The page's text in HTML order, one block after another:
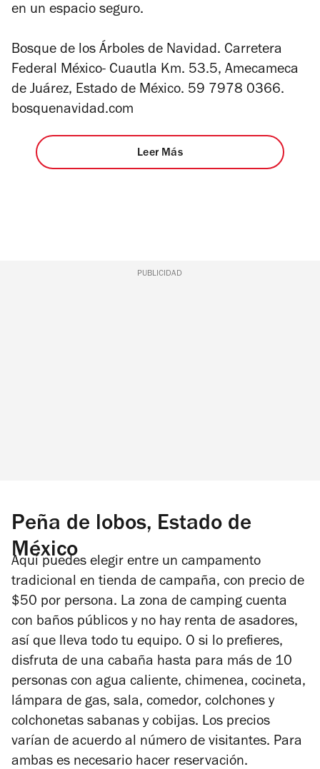
en un espacio seguro.
Bosque de los Árboles de Navidad. Carretera
Federal México- Cuautla Km. 53.5, Amecameca
de Juárez, Estado de México. 59 7978 0366.
bosquenavidad.com
Leer Más
PUBLICIDAD
Peña de lobos, Estado de
México
Aquí puedes elegir entre un campamento
tradicional en tienda de campaña, con precio de
$50 por persona. La zona de camping cuenta
con baños públicos y no hay renta de asadores,
así que lleva todo tu equipo. O si lo prefieres,
disfruta de una cabaña hasta para más de 10
personas con agua caliente, chimenea, cocineta,
lámpara de gas, sala, comedor, colchones y
colchonetas sabanas y cobijas. Los precios
varían de acuerdo al número de visitantes. Para
ambas es necesario hacer reservación.